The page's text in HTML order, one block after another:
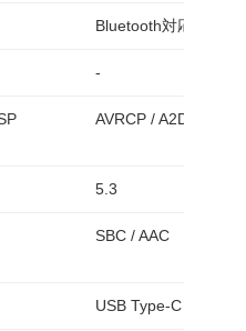
Bluetooth対応
-
AVRCP / A2DP / HFP
5.3
SBC / AAC
USB Type-C